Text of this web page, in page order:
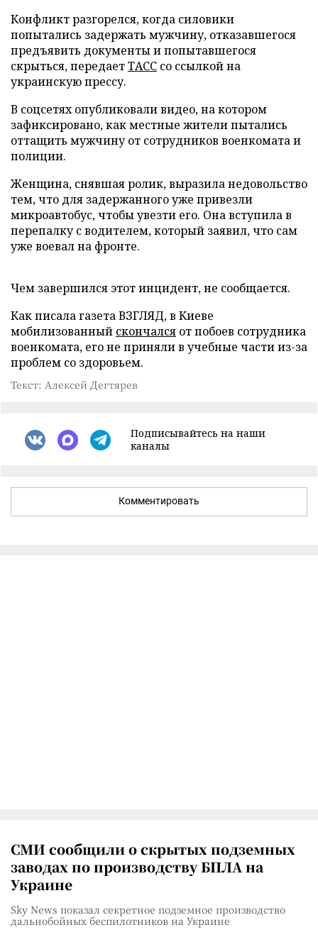
Конфликт разгорелся, когда силовики
попытались задержать мужчину, отказавшегося
предъявить документы и попытавшегося
скрыться, передаетТАСС со ссылкой на
украинскую прессу.
В соцсетях опубликовали видео, на котором
зафиксировано, как местные жители пытались
оттащить мужчину от сотрудников военкомата и
полиции.
Женщина, снявшая ролик, выразила недовольство
тем, что для задержанного уже привезли
микроавтобус, чтобы увезти его. Она вступила в
перепалку с водителем, который заявил, что сам
уже воевал на фронте.
Чем завершился этот инцидент, не сообщается.
Как писала газета ВЗГЛЯД, в Киеве
мобилизованный скончался от побоев сотрудника
военкомата, его не приняли в учебные части из-за
проблем со здоровьем.
Текст: Алексей Дегтярев
Подписывайтесь на наши
каналы
Комментировать
СМИ сообщили о скрытых подземных
заводах по производству БПЛА на
Украине
Sky News показал секретное подземное производство
дальнобойных беспилотников на Украине